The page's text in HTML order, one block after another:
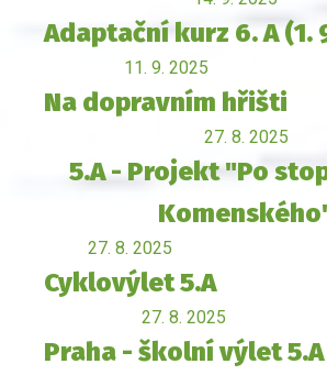
Adaptační kurz 6. A (1.
11. 9. 2025
Na dopravním hřišti
27. 8. 2025
5.A - Projekt "Po
27. 8. 2025
Cyklovýlet 5.A
27. 8. 2025
Praha - školní výlet 5.A